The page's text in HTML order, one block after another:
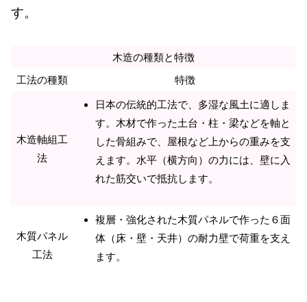
す。
木造の種類と特徴
工法の種類
特徴
木造軸組工
法
日本の伝統的工法で、多湿な風土に適しま
す。木材で作った土台・柱・梁などを軸と
した骨組みで、屋根など上からの重みを支
えます。水平（横方向）の力には、壁に入
れた筋交いで抵抗します。
木質パネル
工法
複層・強化された木質パネルで作った６面
体（床・壁・天井）の耐力壁で荷重を支え
ます。